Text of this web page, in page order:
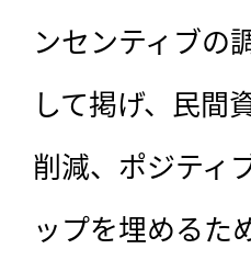
ンセンティブの
して掲げ、民間
削減、ポジティ
ップを埋めるた